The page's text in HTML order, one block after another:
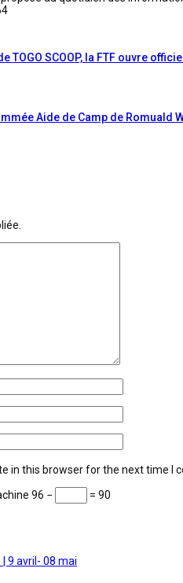
TOGO SCOOP, la FTF ouvre
Aide de Camp de Romuald
in this browser for the next time I
96 − = 90